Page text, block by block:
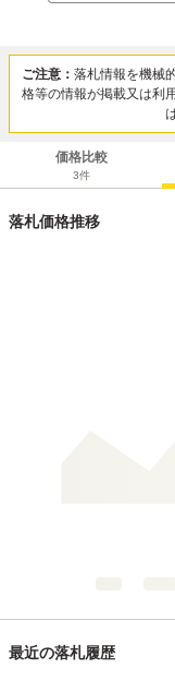
ご注意： 落札情報を機械
格等の情報が掲載又は利
価格比較
3件
落札価格推移
最近の落札履歴